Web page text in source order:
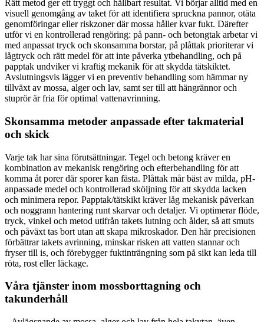
Rätt metod ger ett tryggt och hållbart resultat. Vi börjar alltid med en
visuell genomgång av taket för att identifiera spruckna pannor, otäta
genomföringar eller riskzoner där mossa håller kvar fukt. Därefter
utför vi en kontrollerad rengöring: på pann- och betongtak arbetar vi
med anpassat tryck och skonsamma borstar, på plåttak prioriterar vi
lågtryck och rätt medel för att inte påverka ytbehandling, och på
papptak undviker vi kraftig mekanik för att skydda tätskiktet.
Avslutningsvis lägger vi en preventiv behandling som hämmar ny
tillväxt av mossa, alger och lav, samt ser till att hängrännor och
stuprör är fria för optimal vattenavrinning.
Skonsamma metoder anpassade efter takmaterial
och skick
Varje tak har sina förutsättningar. Tegel och betong kräver en
kombination av mekanisk rengöring och efterbehandling för att
komma åt porer där sporer kan fästa. Plåttak mår bäst av milda, pH-
anpassade medel och kontrollerad sköljning för att skydda lacken
och minimera repor. Papptak/tätskikt kräver låg mekanisk påverkan
och noggrann hantering runt skarvar och detaljer. Vi optimerar flöde,
tryck, vinkel och metod utifrån takets lutning och ålder, så att smuts
och påväxt tas bort utan att skapa mikroskador. Den här precisionen
förbättrar takets avrinning, minskar risken att vatten stannar och
fryser till is, och förebygger fuktinträngning som på sikt kan leda till
röta, rost eller läckage.
Våra tjänster inom mossborttagning och
takunderhåll